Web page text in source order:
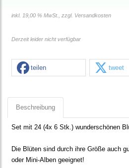
inkl. 19,00 % MwSt., zzgl. Versandkosten
Derzeit leider nicht verfügbar
teilen tweet
Beschreibung
Set mit 24 (4x 6 Stk.) wunderschönen
Die Blüten sind durch ihre Größe auch
oder Mini-Alben geeignet!